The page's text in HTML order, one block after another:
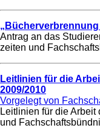
„Bücherverbrennung
Antrag an das
zeiten und
Leitlinien für die
2009/2010
Vorgelegt von
Leitlinien für die Arbeit
und